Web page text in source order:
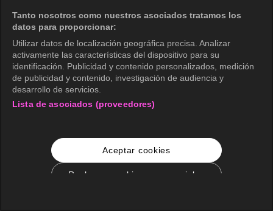
Tanto nosotros como nuestros asociados tratamos los
datos para proporcionar:
Utilizar datos de localización geográfica precisa. Analizar
activamente las características del dispositivo para su
identificación. Publicidad y contenido personalizados, medición
de publicidad y contenido, investigación de audiencia y
desarrollo de servicios.
Lista de asociados (proveedores)
Aceptar cookies
Rechazar cookies no esenciales